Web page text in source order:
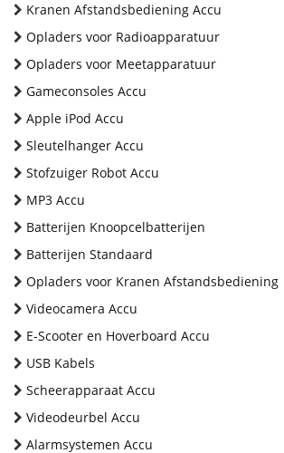
Kranen Afstandsbediening Accu
Opladers voor Radioapparatuur
Opladers voor Meetapparatuur
Gameconsoles Accu
Apple iPod Accu
Sleutelhanger Accu
Stofzuiger Robot Accu
MP3 Accu
Batterijen Knoopcelbatterijen
Batterijen Standaard
Opladers voor Kranen Afstandsbediening
Videocamera Accu
E-Scooter en Hoverboard Accu
USB Kabels
Scheerapparaat Accu
Videodeurbel Accu
Alarmsystemen Accu